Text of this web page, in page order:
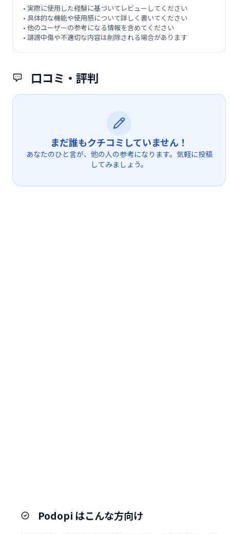
口コミ・評判
まだ誰もクチコミしていません！
あなたのひと言が、他の人の参考になります。気軽に投稿
してみましょう。
• 実際に使用した経験に基づいてレビューしてください
• 具体的な機能や使用感について詳しく書いてください
• 他のユーザーの参考になる情報を含めてください
• 誹謗中傷や不適切な内容は削除される場合があります
Podopi はこんな方向け